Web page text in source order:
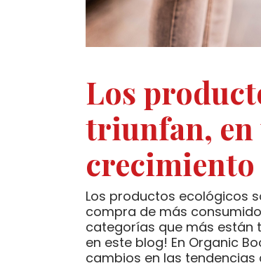
Los
triunfan, en
crecimiento
Los productos ecológicos
compra de más
categorías que más están
en este blog! En Organic
cambios en las tendencias